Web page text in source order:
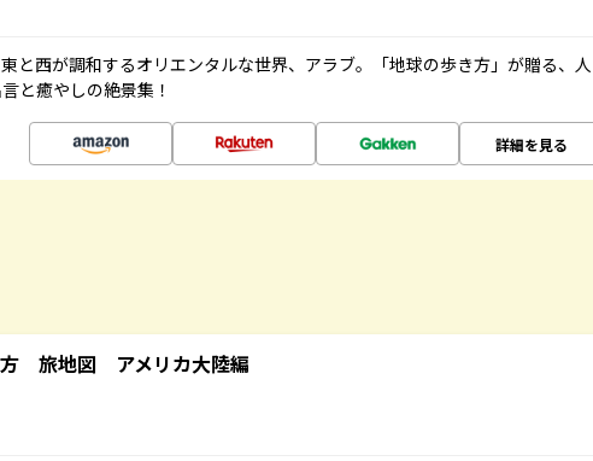
と西が調和するオリエンタルな世界、アラブ。「地球の歩き方」が贈る、人
と癒やしの絶景集！
詳細を見る
方 旅地図 アメリカ大陸編